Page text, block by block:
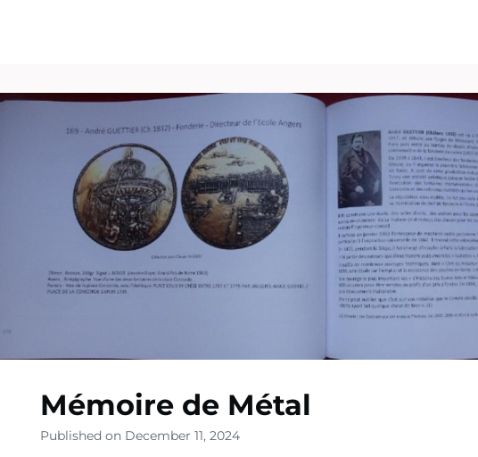
Campagne ELF Publications Espace Presse
Mémoire de Métal
Published on December 11, 2024